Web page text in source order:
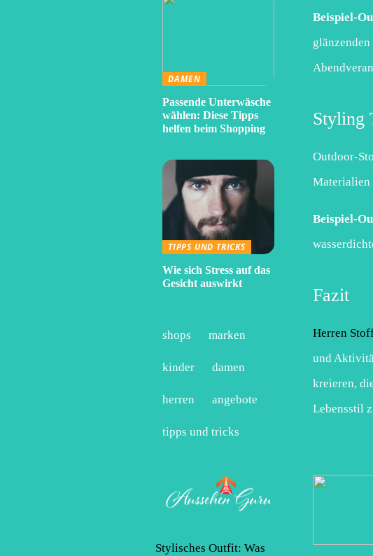
Beispiel-
Styling
Outdoor-
Materialien
Beispiel-
Fazit
Herren
und
kreieren,
Lebensstil
DAMEN
Passende Unterwäsche
wählen: Diese Tipps
helfen beim Shopping
TIPPS UND TRICKS
Wie sich Stress auf das
Gesicht auswirkt
shops marken
kinder damen
herren angebote
tipps und tricks
Stylisches Outfit: Was